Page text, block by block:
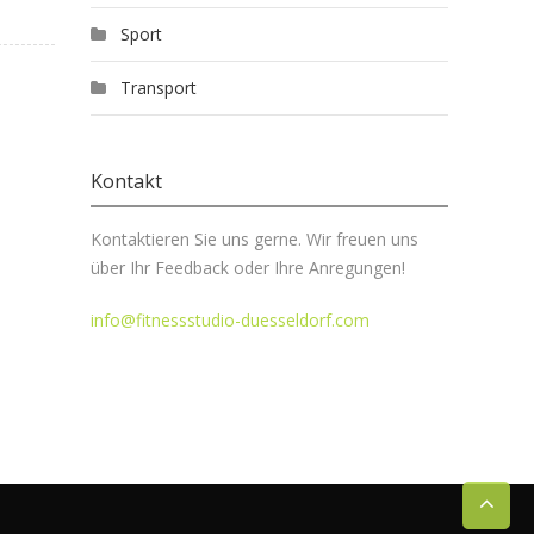
Sport
Transport
Kontakt
Kontaktieren Sie uns gerne. Wir freuen uns
über Ihr Feedback oder Ihre Anregungen!
info@fitnessstudio-duesseldorf.com